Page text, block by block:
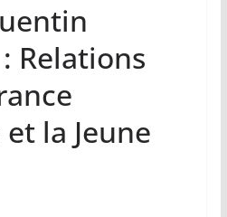
Relations
la Jeune